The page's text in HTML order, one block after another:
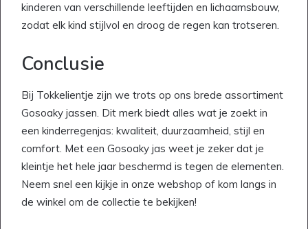
kinderen van verschillende leeftijden en lichaamsbouw,
zodat elk kind stijlvol en droog de regen kan trotseren.
Conclusie
Bij Tokkelientje zijn we trots op ons brede assortiment
Gosoaky jassen. Dit merk biedt alles wat je zoekt in
een kinderregenjas: kwaliteit, duurzaamheid, stijl en
comfort. Met een Gosoaky jas weet je zeker dat je
kleintje het hele jaar beschermd is tegen de elementen.
Neem snel een kijkje in onze webshop of kom langs in
de winkel om de collectie te bekijken!